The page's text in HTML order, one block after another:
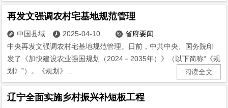
再发文强调农村宅基地规范管理
 中国县域  2025-04-10  省府要闻
中央再发文强调农村宅基地规范管理。日前，中共中央、国务院印
发了《加快建设农业强国规划（2024－2035年）》（以下简称“《规
划》”）。《规划》...
阅读全文
辽宁全面实施乡村振兴补短板工程